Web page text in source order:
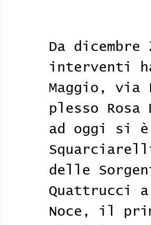
Da
interventi
Maggio,
plesso
ad oggi si
delle
Quattrucci
Noce, il